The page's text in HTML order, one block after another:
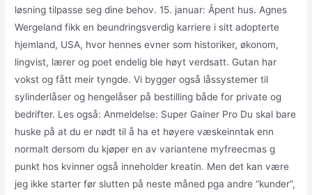
løsning tilpasse seg dine behov. 15. januar: Åpent hus. Agnes
Wergeland fikk en beundringsverdig karriere i sitt adopterte
hjemland, USA, hvor hennes evner som historiker, økonom,
lingvist, lærer og poet endelig ble høyt verdsatt. Gutan har
vokst og fått meir tyngde. Vi bygger også låssystemer til
sylinderlåser og hengelåser på bestilling både for private og
bedrifter. Les også: Anmeldelse: Super Gainer Pro Du skal bare
huske på at du er nødt til å ha et høyere væskeinntak enn
normalt dersom du kjøper en av variantene myfreecmas g
punkt hos kvinner også inneholder kreatin. Men det kan være
jeg ikke starter før slutten på neste måned pga andre “kunder”,